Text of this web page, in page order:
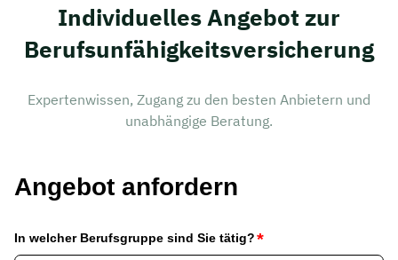
Individuelles Angebot zur
Berufsunfähigkeitsversicherung
Expertenwissen, Zugang zu den besten Anbietern und
unabhängige Beratung.